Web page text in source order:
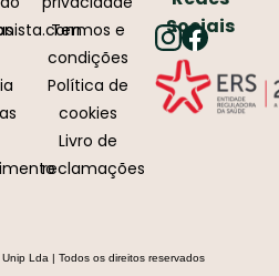
Termos e
condições
Política de
cookies
Livro de
reclamações
Sociais
Lda | Todos os direitos reservados